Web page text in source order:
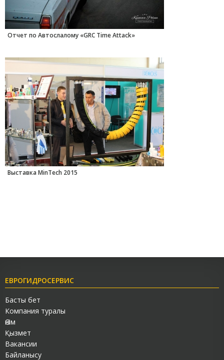
Отчет по Автослалому «GRC Time Attack»
Выставка MinTech 2015
ЕВРОГИДРОСЕРВИС
Басты бет
Компания туралы
Өнім
Қызмет
Вакансии
Байланысу